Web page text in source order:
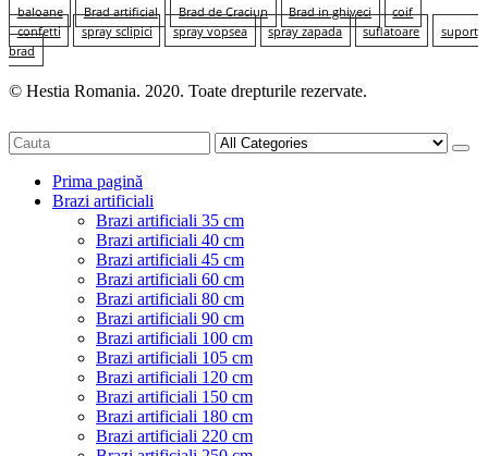
baloane Brad artificial Brad de Craciun Brad in ghiveci
coif
confetti
spray sclipici spray vopsea spray zapada suflatoare
suport
brad
© Hestia Romania. 2020. Toate drepturile rezervate.
Prima pagină
Brazi artificiali
Brazi artificiali 35 cm
Brazi artificiali 40 cm
Brazi artificiali 45 cm
Brazi artificiali 60 cm
Brazi artificiali 80 cm
Brazi artificiali 90 cm
Brazi artificiali 100 cm
Brazi artificiali 105 cm
Brazi artificiali 120 cm
Brazi artificiali 150 cm
Brazi artificiali 180 cm
Brazi artificiali 220 cm